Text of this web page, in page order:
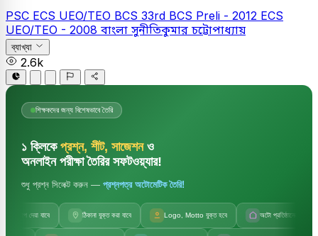
PSC ECS UEO/TEO BCS 33rd BCS Preli - 2012 ECS
UEO/TEO - 2008 বাংলা সুনীতিকুমার চট্টোপাধ্যায়
ব্যাখ্যা
2.6k
শিক্ষকদের জন্য বিশেষভাবে তৈরি
১ ক্লিকে প্রশ্ন, শীট, সাজেশনও
অনলাইন পরীক্ষা তৈরির সফটওয়্যার!
শুধু প্রশ্ন সিলেক্ট করুন — প্রশ্নপত্র অটোমেটিক তৈরি!
দেয়া যাবে ঠিকানা যুক্ত করা যাবে Logo, Motto যুক্ত হবে অটো প্রতিষ্ঠানের নাম